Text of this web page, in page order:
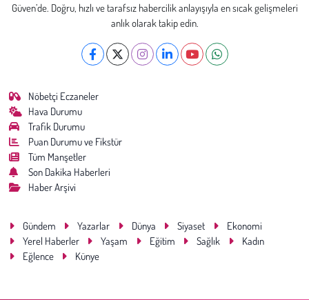
Güven’de. Doğru, hızlı ve tarafsız habercilik anlayışıyla en sıcak gelişmeleri
anlık olarak takip edin.
Nöbetçi Eczaneler
Hava Durumu
Trafik Durumu
Puan Durumu ve Fikstür
Tüm Manşetler
Son Dakika Haberleri
Haber Arşivi
Gündem Yazarlar Dünya Siyaset
Ekonomi
Yerel Haberler
Yaşam Eğitim Sağlık
Kadın
Eğlence
Künye